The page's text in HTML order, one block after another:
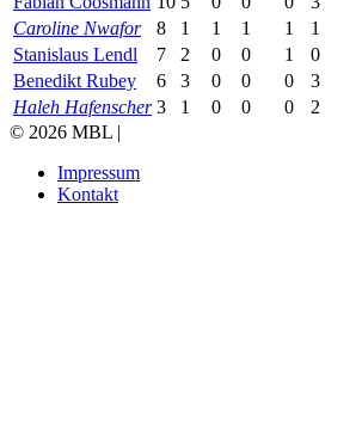
Caroline Nwafor
8 1 1 1 1
1
Stanislaus Lendl
7 2 0 0 1
0
Benedikt Rubey
6 3 0 0 0
3
Haleh Hafenscher 3 1 0 0 0
2
© 2026 MBL |
Impressum
Kontakt